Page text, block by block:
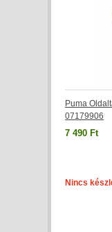
Puma
07179906
7 490 Ft
Nincs